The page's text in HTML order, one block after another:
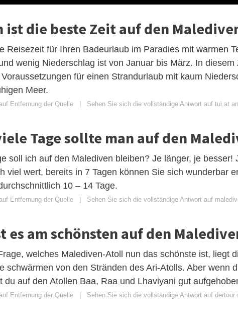
ist die beste Zeit auf den
Reisezeit für Ihren Badeurlaub im Paradies mit warmen
wenig Niederschlag ist von Januar bis März. In
für einen Strandurlaub mit kaum
Meer.
Entfernung der Quelle | Sehen Sie sich die vollständige Antwort auf tui.at an
Tage sollte man auf den
soll ich auf den Malediven bleiben? Je länger, je besser!
viel wert, bereits in 7 Tagen können Sie sich wunderbar
10 – 14 Tage.
Entfernung der Quelle | Sehen Sie sich die vollständige Antwort auf
es am schönsten auf den
welches Malediven-Atoll nun das schönste ist, liegt
schwärmen von den Stränden des Ari-Atolls. Aber wenn
du auf den Atollen Baa, Raa und Lhaviyani gut
Entfernung der Quelle | Sehen Sie sich die vollständige Antwort auf